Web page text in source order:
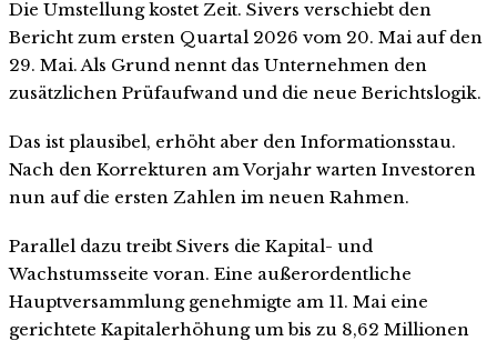
Die Umstellung kostet Zeit. Sivers verschiebt den
Bericht zum ersten Quartal 2026 vom 20. Mai auf den
29. Mai. Als Grund nennt das Unternehmen den
zusätzlichen Prüfaufwand und die neue Berichtslogik.
Das ist plausibel, erhöht aber den Informationsstau.
Nach den Korrekturen am Vorjahr warten Investoren
nun auf die ersten Zahlen im neuen Rahmen.
Parallel dazu treibt Sivers die Kapital- und
Wachstumsseite voran. Eine außerordentliche
Hauptversammlung genehmigte am 11. Mai eine
gerichtete Kapitalerhöhung um bis zu 8,62 Millionen